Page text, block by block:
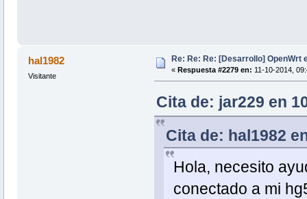
hal1982
Visitante
Re: Re: Re: [Desarrollo] OpenWrt
« Respuesta #2279 en: 11-10-2014,
Cita de: jar229 en
Cita de: hal1982
Hola, necesito
conectado a mi